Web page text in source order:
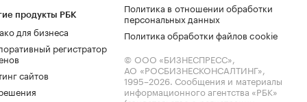
продукты РБК
для бизнеса
регистратор
сайтов
Политика в отношении обработки
персональных данных
Политика обработки файлов cookie
© ООО «БИЗНЕСПРЕСС»,
АО «РОСБИЗНЕСКОНСАЛТИНГ»,
1995–2026. Сообщения и материалы
информационного агентства «РБК»